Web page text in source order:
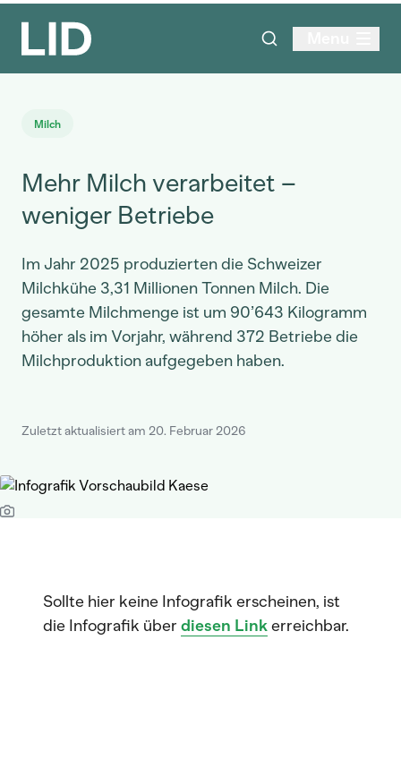
Milch
Mehr Milch verarbeitet –
weniger Betriebe
Im Jahr 2025 produzierten die Schweizer
Milchkühe 3,31 Millionen Tonnen Milch. Die
gesamte Milchmenge ist um 90’643 Kilogramm
höher als im Vorjahr, während 372 Betriebe die
Milchproduktion aufgegeben haben.
Zuletzt aktualisiert am 20. Februar 2026
Sollte hier keine Infografik erscheinen, ist
die Infografik über diesen Linkerreichbar.